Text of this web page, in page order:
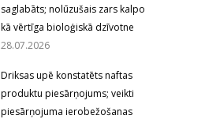
saglabāts; nolūzušais zars kalpo
kā vērtīga bioloģiskā dzīvotne
28.07.2026
Driksas upē konstatēts naftas
produktu piesārņojums; veikti
piesārņojuma ierobežošanas